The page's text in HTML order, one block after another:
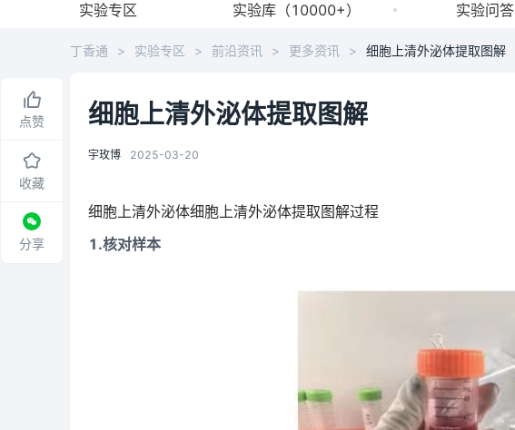
实验专区 实验库（10000+） 实验问答
丁香通 > 实验专区 > 前沿资讯 > 更多资讯 > 细胞上清外泌体提取图解
点赞
收藏
分享
细胞上清外泌体提取图解
宇玫博 2025-03-20
细胞上清外泌体细胞上清外泌体提取图解过程
1.核对样本